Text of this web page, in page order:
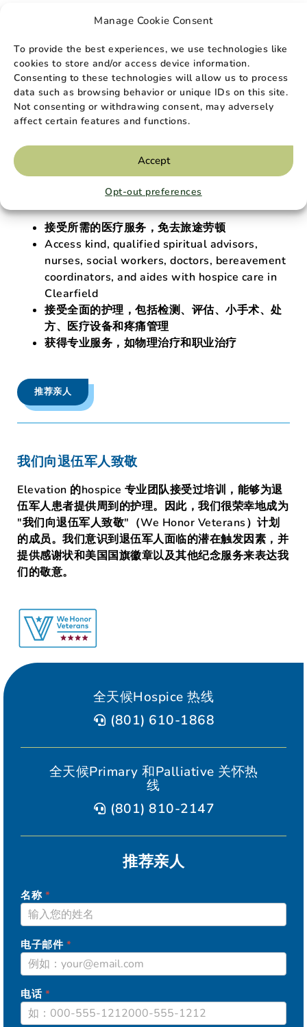
Manage Cookie Consent
To provide the best experiences, we use technologies like
cookies to store and/or access device information.
Consenting to these technologies will allow us to process
data such as browsing behavior or unique IDs on this site.
Not consenting or withdrawing consent, may adversely
affect certain features and functions.
Accept
Opt-out preferences
流动Primary 保健
推荐亲人
我们的护理人员将
以最大的尊重和同情心为您的亲人和
提供帮助和舒适的支持 。
接受所需的医疗服务，免去旅途劳顿
Access kind, qualified spiritual advisors,
nurses, social workers, doctors, bereavement
coordinators, and aides with hospice care in
Clearfield
接受全面的护理，包括检测、评估、小手术、处
方、医疗设备和疼痛管理
获得专业服务，如物理治疗和职业治疗
推荐亲人
我们向退伍军人致敬
Elevation 的hospice 专业团队接受过培训，能够为退
伍军人患者提供周到的护理。因此，我们很荣幸地成为
"我们向退伍军人致敬"（We Honor Veterans）计划
的成员。我们意识到退伍军人面临的潜在触发因素，并
提供感谢状和美国国旗徽章以及其他纪念服务来表达我
们的敬意。
全天候Hospice 热线
(801) 610-1868
全天候Primary 和Palliative 关怀热
线
(801) 810-2147
推荐亲人
ELEVATION
名称 *
电子邮件 *
电话 *